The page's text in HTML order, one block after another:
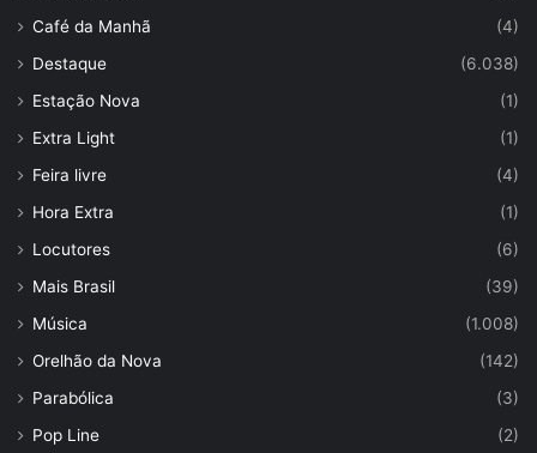
Café da Manhã
(4)
Destaque
(6.038)
Estação Nova
(1)
Extra Light
(1)
Feira livre
(4)
Hora Extra
(1)
Locutores
(6)
Mais Brasil
(39)
Música
(1.008)
Orelhão da Nova
(142)
Parabólica
(3)
Pop Line
(2)